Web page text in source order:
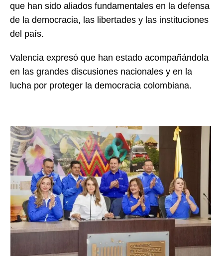
que han sido aliados fundamentales en la defensa
de la democracia, las libertades y las instituciones
del país.
Valencia expresó que han estado acompañándola
en las grandes discusiones nacionales y en la
lucha por proteger la democracia colombiana.